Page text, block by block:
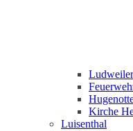
Kirche
Luisenthal